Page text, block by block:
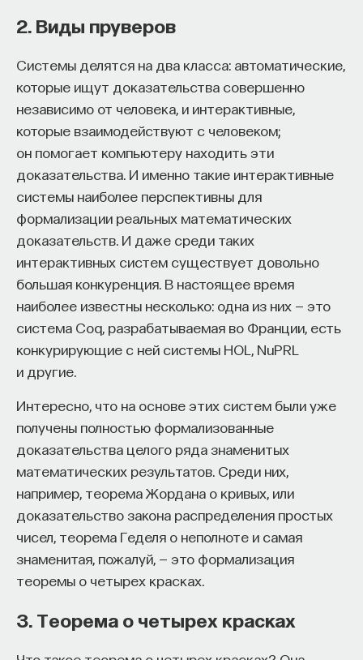
2. Виды пруверов
Системы делятся на два класса: автоматические,
которые ищут доказательства совершенно
независимо от человека, и интерактивные,
которые взаимодействуют с человеком;
он помогает компьютеру находить эти
доказательства. И именно такие интерактивные
системы наиболее перспективны для
формализации реальных математических
доказательств. И даже среди таких
интерактивных систем существует довольно
большая конкуренция. В настоящее время
наиболее известны несколько: одна из них — это
система Coq, разрабатываемая во Франции, есть
конкурирующие с ней системы HOL, NuPRL
и другие.
Интересно, что на основе этих систем были уже
получены полностью формализованные
доказательства целого ряда знаменитых
математических результатов. Среди них,
например, теорема Жордана о кривых, или
доказательство закона распределения простых
чисел, теорема Геделя о неполноте и самая
знаменитая, пожалуй, — это формализация
теоремы о четырех красках.
3. Теорема о четырех красках
трудный вопрос: кто вообще формирует
смысл, на который он работает? Мне кажется,
университет способен быть субъектом —
не просто выполнять внешний заказ,
а самостоятельно выбирать, на какое будущее
он работает. У него должна быть собственная
позиция: сначала определить, какое будущее
он хочет создавать, а затем разворачивать это
в своей деятельности. Когда университет
работает только под заказ, он занимает совсем
другую роль. У классического университета есть
редкая возможность — мыслить на длинной
дистанции и реально влиять на будущее: на то,
как будет мыслить элита, как будет устроена
экономика и как в целом будет разворачиваться
общество».
Знание нельзя просто передать
«Сама проблема гораздо старше, чем может
показаться. Если преподаватель выдает задание,
просто приносит готовый текст, это лишь делает
старую проблему совсем уж неустранимой.
записал, а затем попытался пересказать это